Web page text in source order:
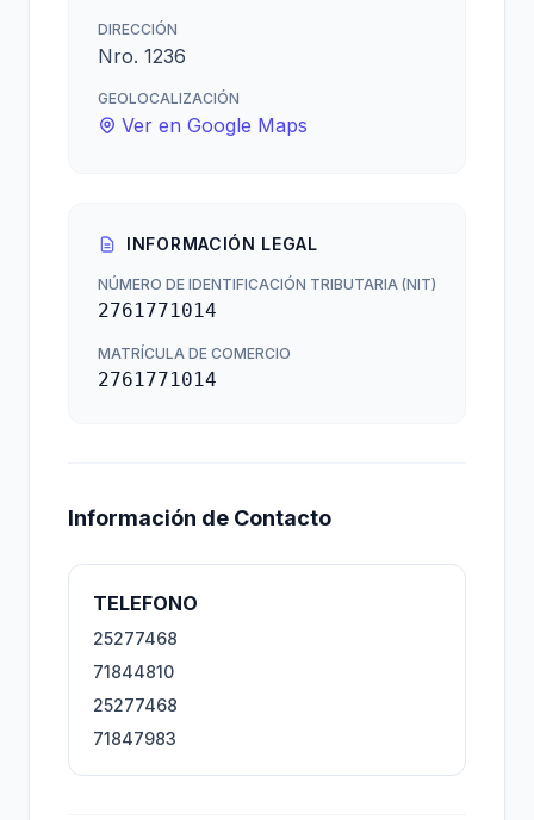
DIRECCIÓN
Nro. 1236
GEOLOCALIZACIÓN
Ver en Google Maps
INFORMACIÓN LEGAL
NÚMERO DE IDENTIFICACIÓN TRIBUTARIA (NIT)
2761771014
MATRÍCULA DE COMERCIO
2761771014
Información de Contacto
TELEFONO
25277468
71844810
25277468
71847983